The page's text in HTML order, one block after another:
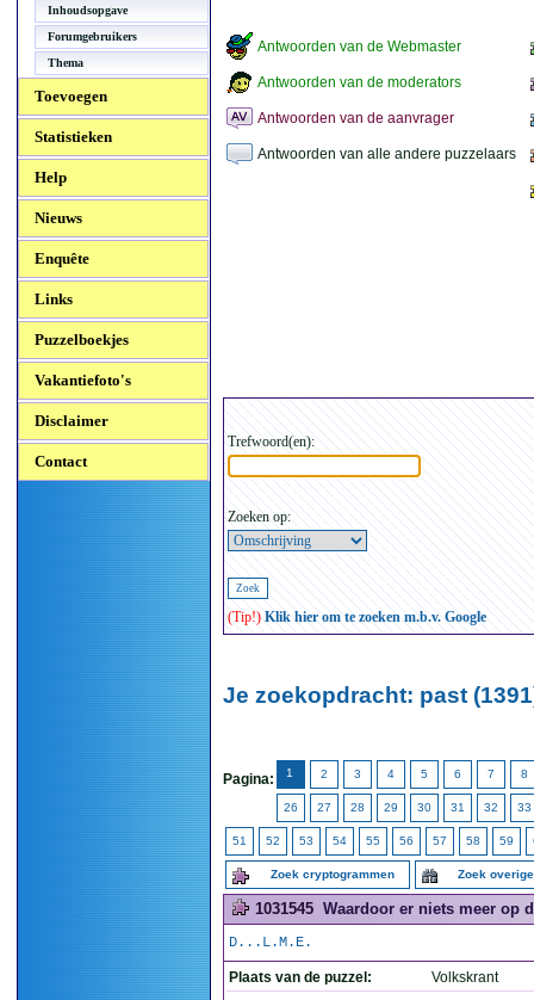
Inhoudsopgave
Forumgebruikers
Thema
Toevoegen
Statistieken
Help
Nieuws
Enquête
Links
Puzzelboekjes
Vakantiefoto's
Disclaimer
Contact
Antwoorden van de Webmaster
Antwoorden van de moderators
Antwoorden van de aanvrager
Antwoorden van alle andere puzzelaars
Trefwoord(en):
Zoeken op:
(Tip!) Klik hier om te zoeken m.b.v. Google
Je zoekopdracht: past
Pagina: 1 2 3 4 5 6 7 8
26 27 28 29 30 31 32 33
51 52 53 54 55 56 57 58 59
Zoek cryptogrammen Zoek
1031545 Waardoor er niets meer op
D...L.M.E.
Plaats van de puzzel:
Volkskrant